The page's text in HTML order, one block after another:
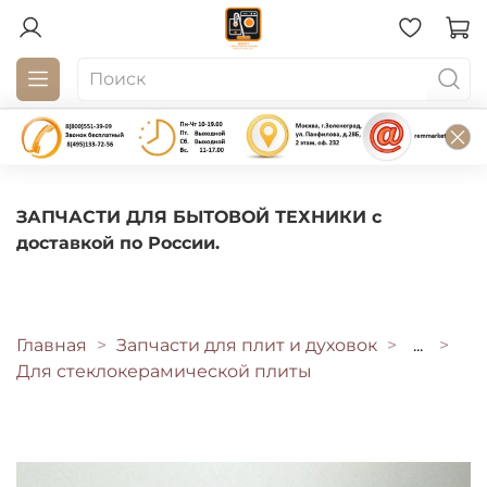
ЗАПЧАСТИ ДЛЯ БЫТОВОЙ ТЕХНИКИ с
доставкой по России.
Главная Запчасти для плит и духовок
...
Для стеклокерамической плиты